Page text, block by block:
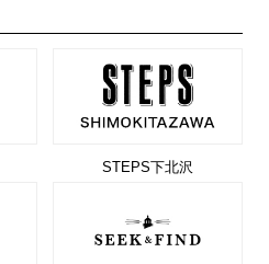
STEPS下北沢